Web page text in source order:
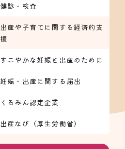
健診・検査
出産や子育てに関する経済的支
援
すこやかな妊娠と出産のために
妊娠・出産に関する届出
くるみん認定企業
出産なび（厚生労働省）